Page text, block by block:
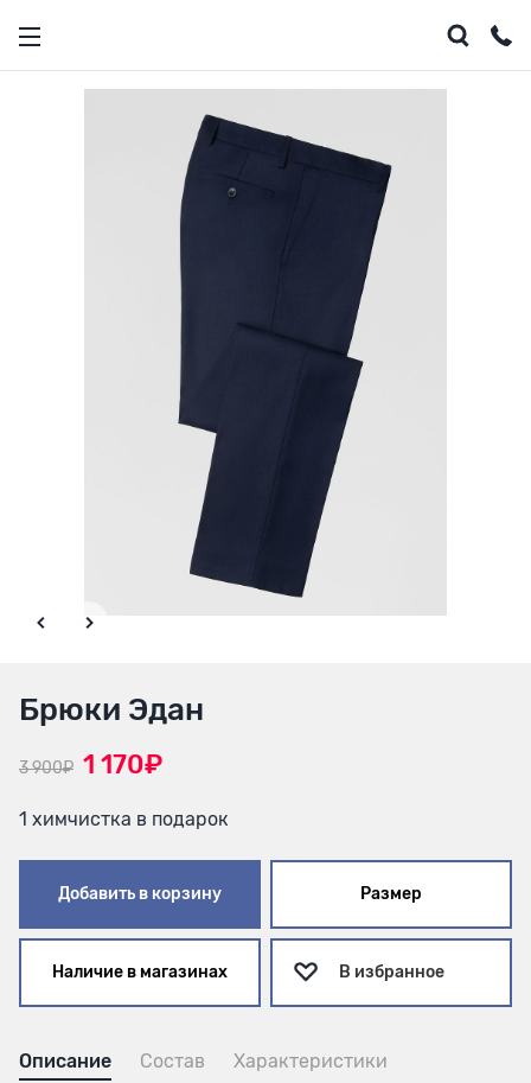
Брюки Эдан
3 900₽ 1 170₽
1 химчистка в подарок
Добавить в корзину Размер
Наличие в магазинах В избранное
Описание Состав Характеристики